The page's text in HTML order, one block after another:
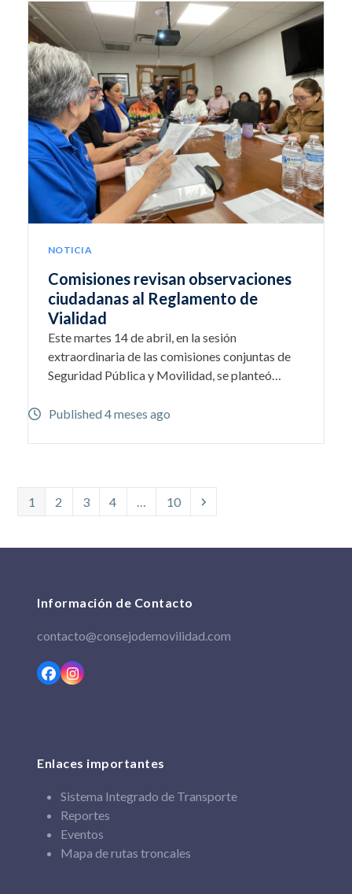
NOTICIA
Comisiones revisan observaciones
ciudadanas al Reglamento de
Vialidad
Este martes 14 de abril, en la sesión
extraordinaria de las comisiones conjuntas de
Seguridad Pública y Movilidad, se planteó…
Published 4 meses ago
Page
1 Page
2 Page
3 Page
4 Page
10 Siguiente
Información de Contacto
contacto@consejodemovilidad.com
Facebook
Instagram
Enlaces importantes
Sistema Integrado de Transporte
Reportes
Eventos
Mapa de rutas troncales